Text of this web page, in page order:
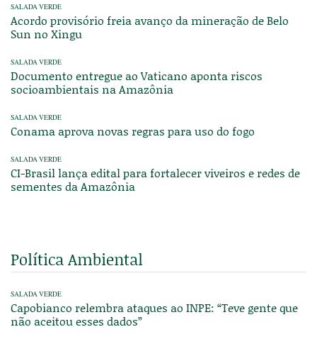
SALADA VERDE
Acordo provisório freia avanço da mineração de Belo
Sun no Xingu
SALADA VERDE
Documento entregue ao Vaticano aponta riscos
socioambientais na Amazônia
SALADA VERDE
Conama aprova novas regras para uso do fogo
SALADA VERDE
CI-Brasil lança edital para fortalecer viveiros e redes de
sementes da Amazônia
Política Ambiental
SALADA VERDE
Capobianco relembra ataques ao INPE: “Teve gente que
não aceitou esses dados”